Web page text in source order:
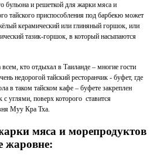
бульона и решеткой для жарки мяса и
тайского приспособления под барбекю может
керамический или глиняный горшок, или
тазик-горшок, в который насыпаются
кто отдыхал в Таиланде – многие гости
недорогой тайский ресторанчик - буфет, где
в таком тайском кафе – буфете закреплен
углями, поверх которого ставится
Муу Кра Тха.
мяса и морепродуктов
жаровне: